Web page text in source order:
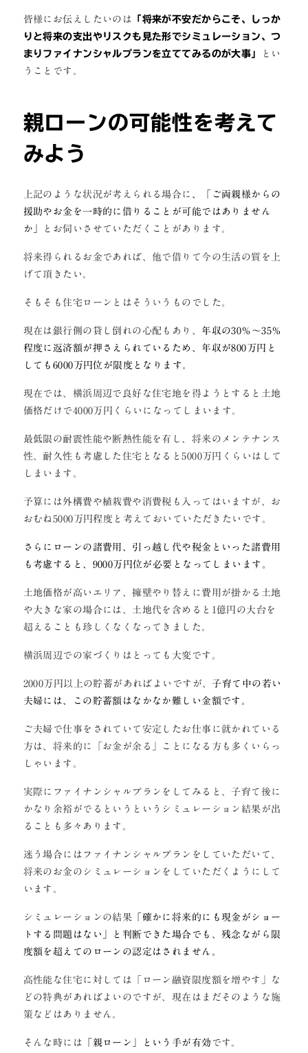
皆様にお伝えしたいのは
「将来が不安だからこそ、しっか
りと将来の支出やリスクも見た形でシミュレーション、つ
まりファイナンシャルプランを立ててみるのが大事」
とい
うことです。
親ローンの可能性を考えて
みよう
上記のような状況が考えられる場合に
、「ご両親様からの
援助やお金を一時的に借りることが可能ではありません
か」
とお伺いさせていただくことがあります。
将来得られるお金であれば、他で借りて今の生活の質を上
げて頂きたい。
そもそも住宅ローンとはそういうものでした。
現在は銀行側の貸し倒れの心配もあり、 年収の30％〜35％
程度に返済額が押さえられているため、年収が800万円と
しても6000万円位が限度となります。
現在では、横浜周辺で良好な住宅地を得ようとすると土地
価格だけで4000万円くらいになってしまいます。
最低限の耐震性能や断熱性能を有し、将来のメンテナンス
性、耐久性も考慮した住宅となると5000万円くらいはして
しまいます。
予算には外構費や植栽費や消費税も入ってはいますが、お
おむね5000万円程度と考えておいていただきたいです。
さらにローンの諸費用、引っ越し代や税金といった諸費用
も考慮すると、9000万円位が必要となってしまいます。
土地価格が高いエリア、擁壁やり替えに費用が掛かる土地
や大きな家の場合には、土地代を含めると1億円の大台を
超えることも珍しくなくなってきました。
横浜周辺での家づくりはとっても大変です。
2000万円以上の貯蓄があればよいですが、 子育て中の若い
夫婦には、この貯蓄額はなかなか難しい金額です。
ご夫婦で仕事をされていて安定したお仕事に就かれている
方は、将来的に「お金が余る」ことになる方も多くいらっ
しゃいます。
実際にファイナンシャルプランをしてみると、子育て後に
かなり余裕がでるというというシミュレーション結果が出
ることも多々あります。
迷う場合にはファイナンシャルプランをしていただいて、
将来のお金のシミュレーションをしていただくようにして
います。
シミュレーションの結果 「確かに将来的にも現金がショー
トする問題はない」と判断できた場合でも、残念ながら限
度額を超えてのローンの認定はされません。
高性能な住宅に対しては「ローン融資限度額を増やす」な
どの特典があればよいのですが、現在はまだそのような施
策などはありません。
そんな時には 「親ローン」という手が有効 です。